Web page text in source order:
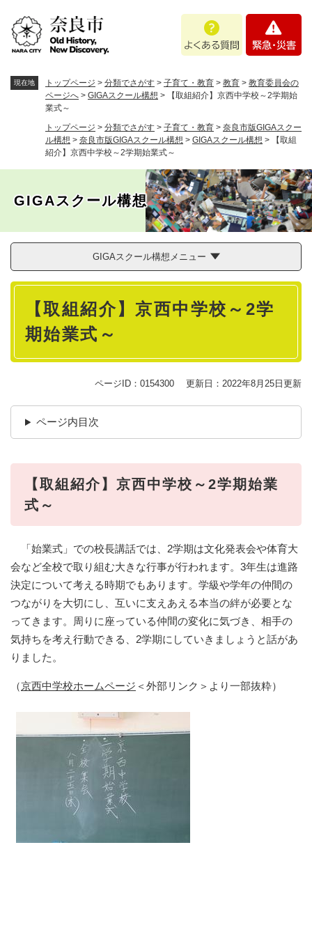
あ
問
・
現在地 トップページ > 分類でさがす > 子育て・教育 > 教育 > 教育委員会の
ページへ > GIGAスクール構想 >
【取組紹介】京西中学校～2学期始
業式～
トップページ > 分類でさがす > 子育て・教育 > 奈良市版GIGAスクー
ル構想 > 奈良市版GIGAスクール構想 > GIGAスクール構想 >
【取組
紹介】京西中学校～2学期始業式～
GIGAスクール構想
GIGAスクール構想メニュー
本
【取組紹介】京西中学校～2学
期始業式～
ページID：0154300 更新日：2022年8月25日更新
ページ内目次
【取組紹介】京西中学校～2学期始業
式～
「始業式」での校長講話では、2学期は文化発表会や体育大
会など全校で取り組む大きな行事が行われます。3年生は進路
決定について考える時期でもあります。学級や学年の仲間の
つながりを大切にし、互いに支えあえる本当の絆が必要とな
ってきます。周りに座っている仲間の変化に気づき、相手の
気持ちを考え行動できる、2学期にしていきましょうと話があ
りました。
（京西中学校ホームページ ＜外部リンク＞ より一部抜粋）